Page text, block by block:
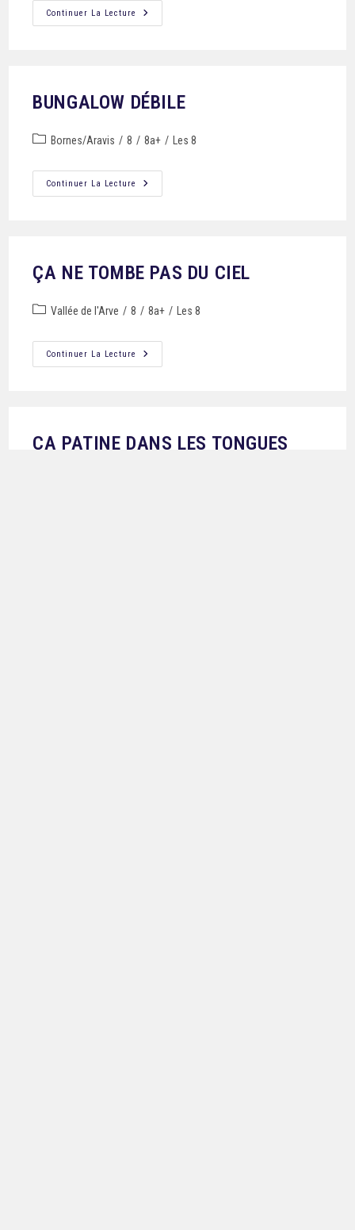
Continuer La Lecture
BUNGALOW DÉBILE
Bornes/Aravis / 8 / 8a+ / Les 8
Continuer La Lecture
ÇA NE TOMBE PAS DU CIEL
Vallée de l'Arve / 8 / 8a+ / Les 8
Continuer La Lecture
ÇA PATINE DANS LES TONGUES